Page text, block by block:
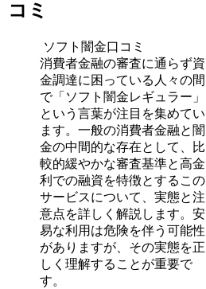
コミ
ソフト闇金口コミ
消費者金融の審査に通らず資
金調達に困っている人々の間
で「ソフト闇金レギュラー」
という言葉が注目を集めてい
ます。一般の消費者金融と闇
金の中間的な存在として、比
較的緩やかな審査基準と高金
利での融資を特徴とするこの
サービスについて、実態と注
意点を詳しく解説します。安
易な利用は危険を伴う可能性
がありますが、その実態を正
しく理解することが重要で
す。